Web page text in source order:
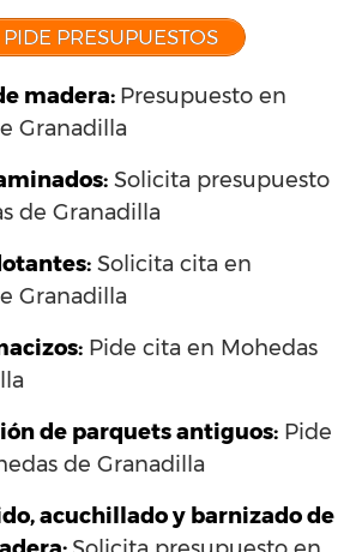
PIDE PRESUPUESTOS
madera: Presupuesto en
Granadilla
: Solicita presupuesto
de Granadilla
Solicita cita en
Granadilla
Pide cita en Mohedas
de parquets antiguos: Pide
de Granadilla
acuchillado y barnizado de